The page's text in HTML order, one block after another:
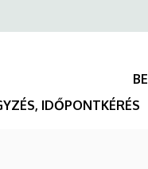
IDŐPONTKÉRÉS